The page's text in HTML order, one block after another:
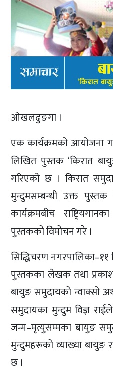
ओखलढुङगा ।
एक कार्यक्रमको आयोजना
लिखित पुस्तक ‘किरात
गरिएको छ । किरात
मुन्दुमसम्बन्धी उक्त
कार्यक्रमबीच
पुस्तकको विमोचन गरे ।
सिद्धिचरण नगरपालिका–११
पुस्तकका लेखक तथा
बायुङ समुदायको न्वाक्सो
समुदायका मुन्दुम विज्ञ
जन्म–मृत्युसम्मका बायुङ
मुन्दुमहरूको व्याख्या बायुङ
छ ।